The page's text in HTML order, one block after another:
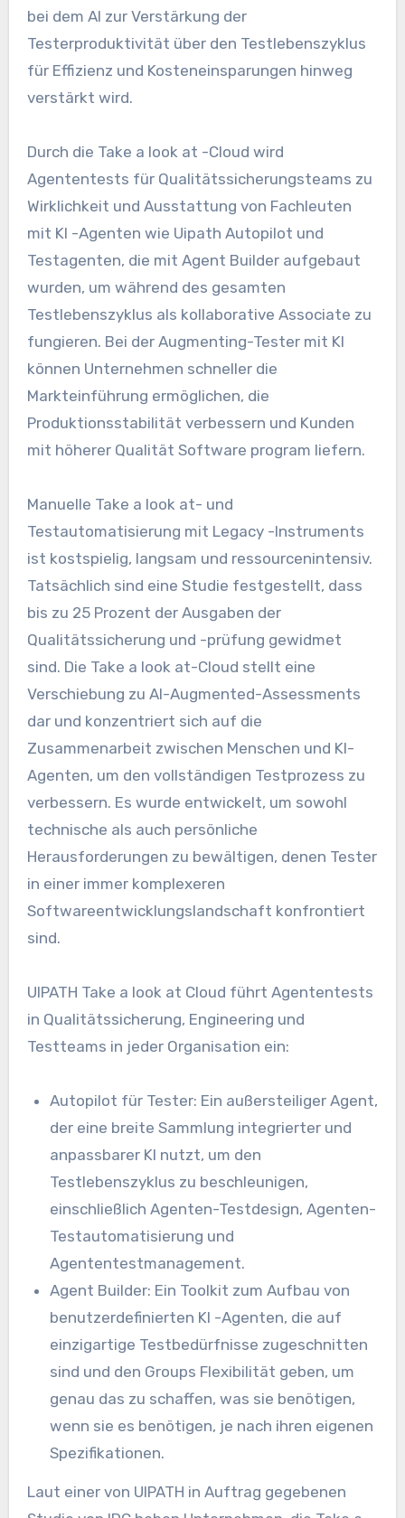
bei dem AI zur Verstärkung der
Testerproduktivität über den Testlebenszyklus
für Effizienz und Kosteneinsparungen hinweg
verstärkt wird.
Durch die Take a look at -Cloud wird
Agententests für Qualitätssicherungsteams zu
Wirklichkeit und Ausstattung von Fachleuten
mit KI -Agenten wie Uipath Autopilot und
Testagenten, die mit Agent Builder aufgebaut
wurden, um während des gesamten
Testlebenszyklus als kollaborative Associate zu
fungieren. Bei der Augmenting-Tester mit KI
können Unternehmen schneller die
Markteinführung ermöglichen, die
Produktionsstabilität verbessern und Kunden
mit höherer Qualität Software program liefern.
Manuelle Take a look at- und
Testautomatisierung mit Legacy -Instruments
ist kostspielig, langsam und ressourcenintensiv.
Tatsächlich sind eine Studie festgestellt, dass
bis zu 25 Prozent der Ausgaben der
Qualitätssicherung und -prüfung gewidmet
sind. Die Take a look at-Cloud stellt eine
Verschiebung zu AI-Augmented-Assessments
dar und konzentriert sich auf die
Zusammenarbeit zwischen Menschen und KI-
Agenten, um den vollständigen Testprozess zu
verbessern. Es wurde entwickelt, um sowohl
technische als auch persönliche
Herausforderungen zu bewältigen, denen Tester
in einer immer komplexeren
Softwareentwicklungslandschaft konfrontiert
sind.
UIPATH Take a look at Cloud führt Agententests
in Qualitätssicherung, Engineering und
Testteams in jeder Organisation ein:
Autopilot für Tester: Ein außersteiliger Agent,
der eine breite Sammlung integrierter und
anpassbarer KI nutzt, um den
Testlebenszyklus zu beschleunigen,
einschließlich Agenten-Testdesign, Agenten-
Testautomatisierung und
Agententestmanagement.
Agent Builder: Ein Toolkit zum Aufbau von
benutzerdefinierten KI -Agenten, die auf
einzigartige Testbedürfnisse zugeschnitten
sind und den Groups Flexibilität geben, um
genau das zu schaffen, was sie benötigen,
wenn sie es benötigen, je nach ihren eigenen
Spezifikationen.
Laut einer von UIPATH in Auftrag gegebenen